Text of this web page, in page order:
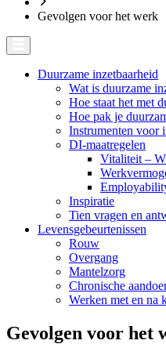
Gevolgen voor het werk
Duurzame inzetbaarheid
Wat is duurzame
Hoe staat het met
Hoe pak je
Instrumenten voor
DI-maatregelen
Vitaliteit –
Inspiratie
Tien vragen en
Levensgebeurtenissen
Rouw
Overgang
Mantelzorg
Chronische
Werken met en na
Gevolgen voor het